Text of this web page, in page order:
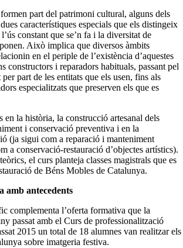
part del patrimoni cultural, alguns dels
característiques especials que els distingeix
constant que se’n fa i la diversitat de
Això implica que diversos àmbits
en el periple de l’existència d’aquestes
constructors i reparadors habituals, passant pel
part de les entitats que els usen, fins als
especialitzats que preserven els que es
en la història, la construcció artesanal dels
i conservació preventiva i en la
(ja sigui com a reparació i manteniment
a conservació-restauració d’objectes artístics).
el curs planteja classes magistrals que es
de Béns Mobles de Catalunya.
amb antecedents
complementa l’oferta formativa que la
passat amb el Curs de professionalització
2015 un total de 18 alumnes van realitzarels
sobre imatgeria festiva.